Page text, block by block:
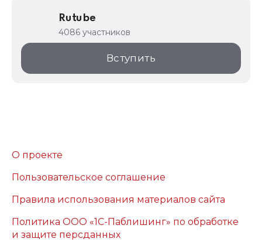
Rutube
4086 участников
Вступить
О проекте
Пользовательское соглашение
Правила использования материалов сайта
Политика ООО «1С-Паблишинг» по обработке
и защите персданных